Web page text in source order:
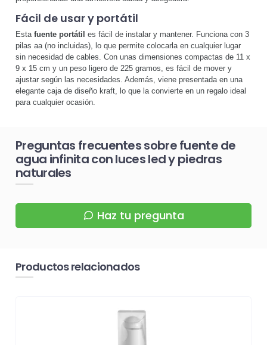
Fácil de usar y portátil
Esta fuente portátil es fácil de instalar y mantener. Funciona con 3
pilas aa (no incluidas), lo que permite colocarla en cualquier lugar
sin necesidad de cables. Con unas dimensiones compactas de 11 x
9 x 15 cm y un peso ligero de 225 gramos, es fácil de mover y
ajustar según las necesidades. Además, viene presentada en una
elegante caja de diseño kraft, lo que la convierte en un regalo ideal
para cualquier ocasión.
Preguntas frecuentes sobre fuente de
agua infinita con luces led y piedras
naturales
Haz tu pregunta
Productos relacionados